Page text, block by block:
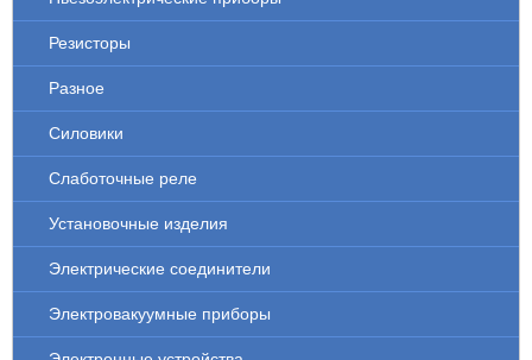
Резисторы
Разное
Силовики
Слаботочные реле
Установочные изделия
Электрические соединители
Электровакуумные приборы